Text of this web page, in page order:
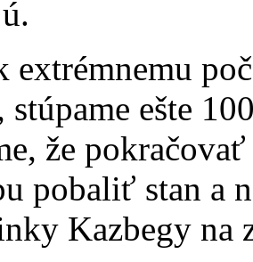
extrémnemu
ešte
že
pobaliť stan a
Kazbegy na